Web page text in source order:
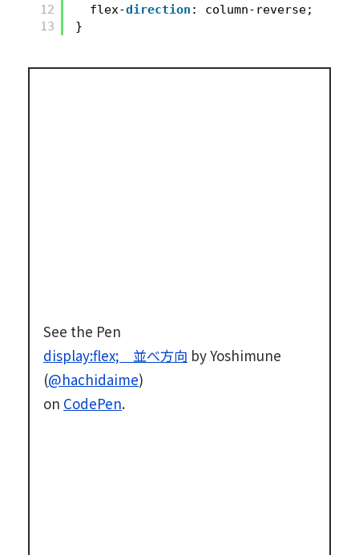
12
13
flex-direction : column-reverse;
}
See the Pen
display:flex; 並べ方向 by Yoshimune
(@hachidaime)
on CodePen.